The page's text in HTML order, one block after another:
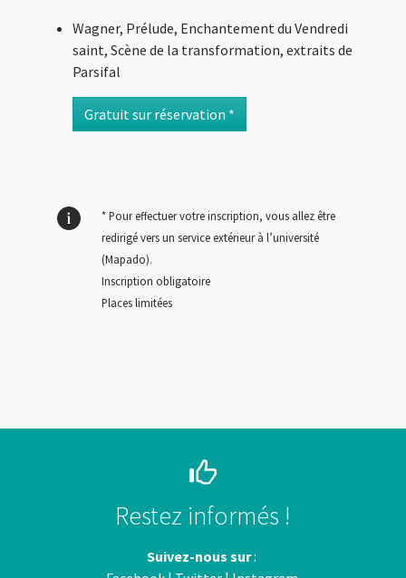
Wagner, Prélude, Enchantement du Vendredi
saint, Scène de la transformation, extraits de
Parsifal
Gratuit sur réservation *
* Pour effectuer votre inscription, vous allez être
redirigé vers un service extérieur à l’université
(Mapado).
Inscription obligatoire
Places limitées
Restez informés !
Suivez-nous sur: